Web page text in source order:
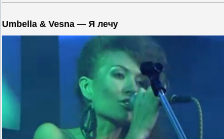
Umbella & Vesna — Я лечу